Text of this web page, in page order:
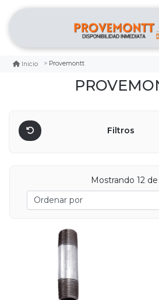
Inicio Provemontt
Filtros
Mostrando 12